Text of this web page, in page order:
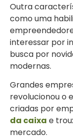
Outra
como uma
interessar por
busca por
modernas.
Grandes
revolucionou o
criadas por
da caixa e
mercado.